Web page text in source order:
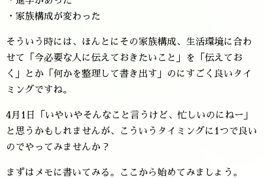
・家族構成が変わった
そういう時には、ほんとにその家族構成、生活環境に合わ
せて「今必要な人に伝えておきたいこと」を「伝えてお
く」とか「何かを整理して書き出す」のにすごく良いタイ
ミングですね。
4月1日「いやいやそんなこと言うけど、忙しいのにねー」
と思うかもしれませんが、こういうタイミングに1つで良い
のでやってみませんか？
まずはメモに書いてみる。ここから始めてみましょう。